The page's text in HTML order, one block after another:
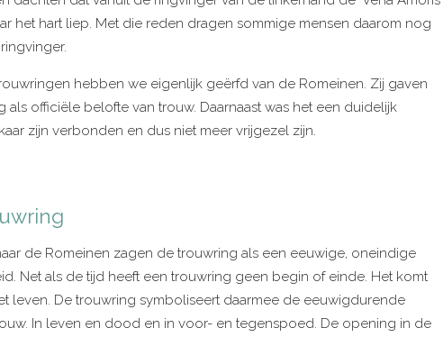
het hart liep. Met die reden dragen sommige mensen daarom nog
hebben we eigenlijk geërfd van de Romeinen. Zij gaven
officiële belofte van trouw. Daarnaast was het een duidelijk
zijn verbonden en dus niet meer vrijgezel zijn.
de Romeinen zagen de trouwring als een eeuwige, oneindige
Net als de tijd heeft een trouwring geen begin of einde. Het komt
leven. De trouwring symboliseert daarmee de eeuwigdurende
In leven en dood en in voor- en tegenspoed. De opening in de